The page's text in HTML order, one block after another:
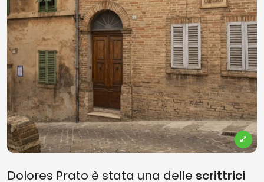
Dolores Prato è stata una delle scrittrici